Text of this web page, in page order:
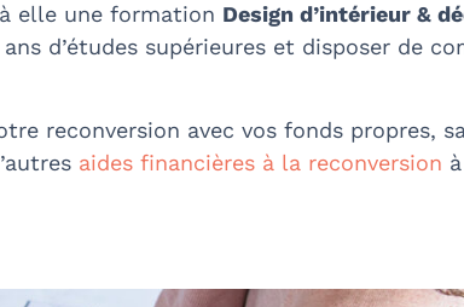
elle une formation Design d’intérieur &
d’études supérieures et disposer de
reconversion avec vos fonds propres,
aides financières à la reconversion